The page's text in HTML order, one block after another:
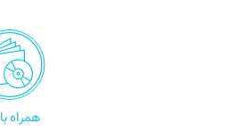
همراه با CD